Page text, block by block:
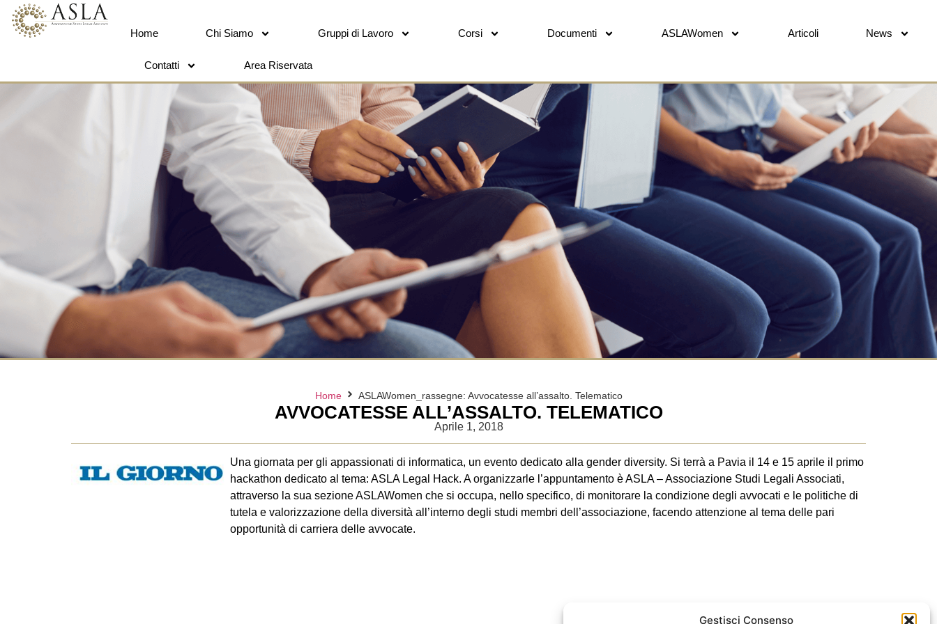
Gestisci Consenso
Home Chi Siamo Gruppi di Lavoro Corsi Documenti ASLAWomen Articoli News
Contatti Area Riservata
Home ASLAWomen_rassegne: Avvocatesse all’assalto. Telematico
AVVOCATESSE ALL’ASSALTO. TELEMATICO
Aprile 1, 2018
Una giornata per gli appassionati di informatica, un evento dedicato alla gender diversity. Si terrà a Pavia il 14 e 15 aprile il primo
hackathon dedicato al tema: ASLA Legal Hack. A organizzarle l’appuntamento è ASLA – Associazione Studi Legali Associati,
attraverso la sua sezione ASLAWomen che si occupa, nello specifico, di monitorare la condizione degli avvocati e le politiche di
tutela e valorizzazione della diversità all’interno degli studi membri dell’associazione, facendo attenzione al tema delle pari
opportunità di carriera delle avvocate.